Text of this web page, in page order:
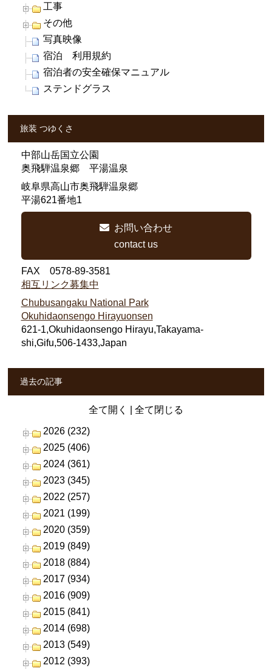
工事
その他
写真映像
宿泊 利用規約
宿泊者の安全確保マニュアル
ステンドグラス
旅装 つゆくさ
中部山岳国立公園
奥飛騨温泉郷 平湯温泉
岐阜県高山市奥飛騨温泉郷
平湯621番地1
お問い合わせ
contact us
FAX 0578-89-3581
相互リンク募集中
Chubusangaku National Park
Okuhidaonsengo Hirayuonsen
621-1,Okuhidaonsengo Hirayu,Takayama-
shi,Gifu,506-1433,Japan
過去の記事
全て開く 全て閉じる
2026 (232)
2025 (406)
2024 (361)
2023 (345)
2022 (257)
2021 (199)
2020 (359)
2019 (849)
2018 (884)
2017 (934)
2016 (909)
2015 (841)
2014 (698)
2013 (549)
2012 (393)